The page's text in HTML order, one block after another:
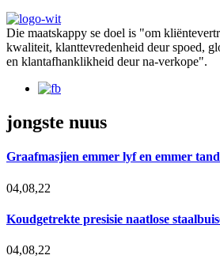
Die maatskappy se doel is "om
kwaliteit, klanttevredenheid deur spoed,
en klantafhanklikheid deur na-verkope".
jongste nuus
Graafmasjien emmer lyf en emmer
04,08,22
Koudgetrekte presisie naatlose
04,08,22